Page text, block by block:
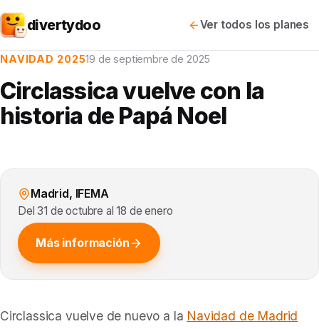
divertydoo Ver todos los planes
NAVIDAD 202519 de septiembre de 2025
Circlassica vuelve con la
historia de Papá Noel
Madrid, IFEMA
Del 31 de octubre al 18 de enero
Más información
Circlassica vuelve de nuevo a la Navidad de Madrid